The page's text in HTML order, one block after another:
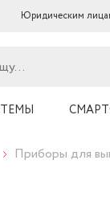
Юридическим
Приборы для